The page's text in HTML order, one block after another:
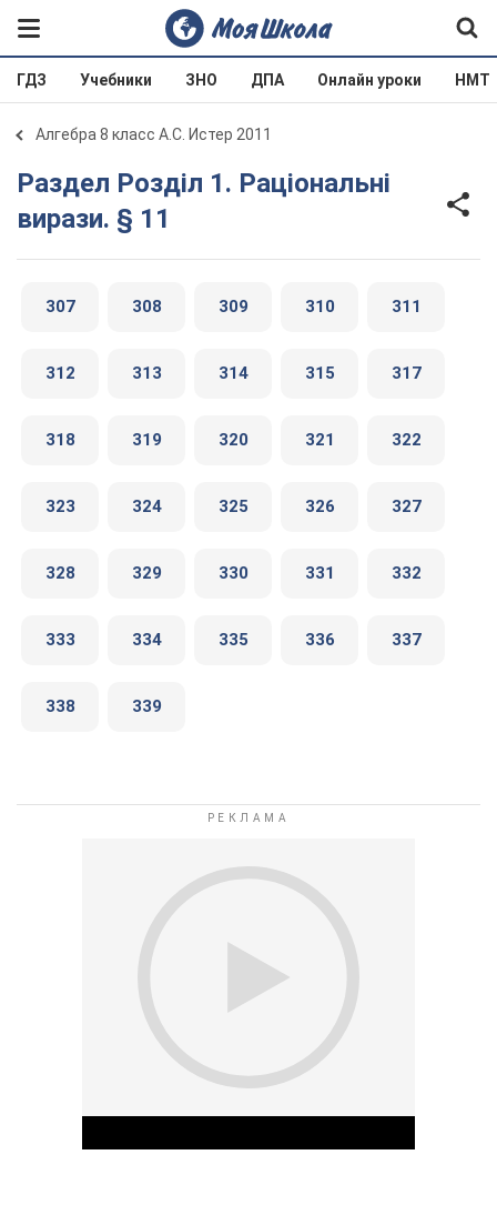
ГДЗ Учебники ЗНО ДПА Онлайн уроки НМТ
Алгебра 8 класс А.С. Истер 2011
Раздел Розділ 1. Раціональні
вирази. § 11
307 308 309 310 311
312 313 314 315 317
318 319 320 321 322
323 324 325 326 327
328 329 330 331 332
333 334 335 336 337
338 339